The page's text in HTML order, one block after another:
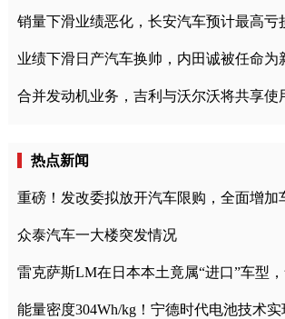
销量下滑业绩恶化，长安汽车预计最高亏
业绩下滑日产汽车换帅，内田诚被任命为
合并发动机业务，吉利与沃尔沃将共享使
热点新闻
重磅！发改委拟放开汽车限购，全面增加
众泰汽车一大楼突发情况
雷克萨斯LM在日本本土竟属“进口”车型
能量密度304Wh/kg！宁德时代电池技术实